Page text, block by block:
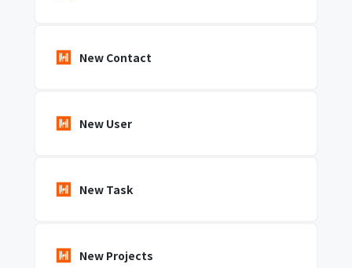
New Contact
New User
New Task
New Projects